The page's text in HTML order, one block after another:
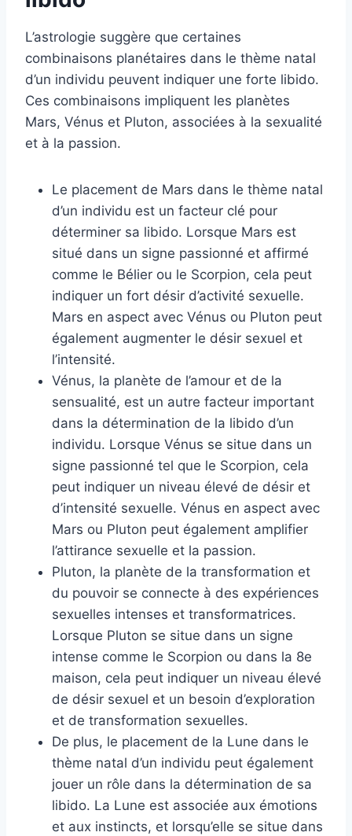
L’astrologie suggère que certaines
combinaisons planétaires dans le thème natal
d’un individu peuvent indiquer une forte libido.
Ces combinaisons impliquent les planètes
Mars, Vénus et Pluton, associées à la sexualité
et à la passion.
Le placement de Mars dans le thème natal
d’un individu est un facteur clé pour
déterminer sa libido. Lorsque Mars est
situé dans un signe passionné et affirmé
comme le Bélier ou le Scorpion, cela peut
indiquer un fort désir d’activité sexuelle.
Mars en aspect avec Vénus ou Pluton peut
également augmenter le désir sexuel et
l’intensité.
Vénus, la planète de l’amour et de la
sensualité, est un autre facteur important
dans la détermination de la libido d’un
individu. Lorsque Vénus se situe dans un
signe passionné tel que le Scorpion, cela
peut indiquer un niveau élevé de désir et
d’intensité sexuelle. Vénus en aspect avec
Mars ou Pluton peut également amplifier
l’attirance sexuelle et la passion.
Pluton, la planète de la transformation et
du pouvoir se connecte à des expériences
sexuelles intenses et transformatrices.
Lorsque Pluton se situe dans un signe
intense comme le Scorpion ou dans la 8e
maison, cela peut indiquer un niveau élevé
de désir sexuel et un besoin d’exploration
et de transformation sexuelles.
De plus, le placement de la Lune dans le
thème natal d’un individu peut également
jouer un rôle dans la détermination de sa
libido. La Lune est associée aux émotions
et aux instincts, et lorsqu’elle se situe dans